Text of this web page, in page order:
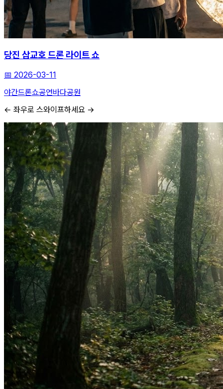
당진 삽교호 드론 라이트 쇼
📅 2026-03-11
야간드론쇼공연바다공원
← 좌우로 스와이프하세요 →